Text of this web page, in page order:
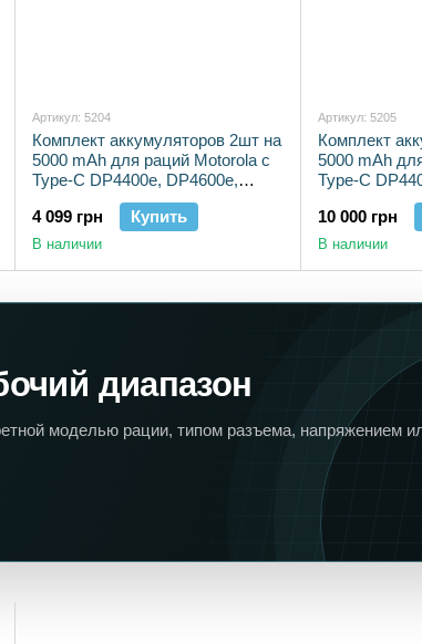
Артикул: 5204
Комплект аккумуляторов 2шт на
5000 mAh для раций Motorola с
Type-C DP4400e, DP4600e,
4 099 грн
Купить
В наличии
Артикул: 5205
Комплект
5000 mAh
Type-C
10 000 грн
В наличии
диапазон
моделью рации, типом разъема, напряжением